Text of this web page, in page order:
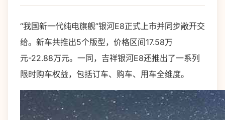
“我国新一代纯电旗舰”银河E8正式上市并同步敞开交
给。新车共推出5个版型，价格区间17.58万
元-22.88万元。一同，吉祥银河E8还推出了一系列
限时购车权益，包括订车、购车、用车全维度。